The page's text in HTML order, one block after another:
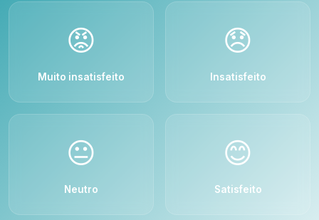
😡
Muito insatisfeito
😞
Insatisfeito
😐
Neutro
😊
Satisfeito